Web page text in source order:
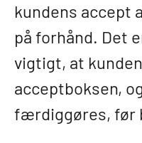
kundens accept
på forhånd. Det
vigtigt, at
acceptboksen,
færdiggøres, før